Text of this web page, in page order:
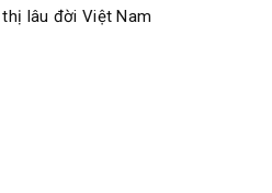
lâu đời Việt Nam